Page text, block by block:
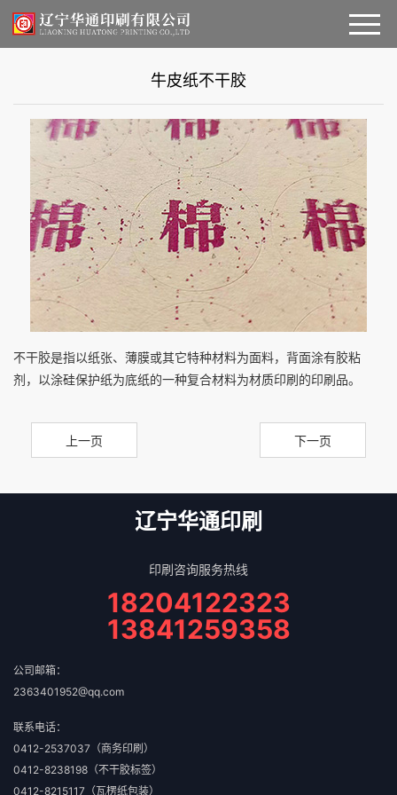
公司简介
产品展示
商务印刷
标签不干胶
瓦楞纸包装
彩色包装盒
常规盒型
设备展示
行业资讯
招聘信息
联系我们
牛皮纸不干胶
不干胶是指以纸张、薄膜或其它特种材料为面料，背面涂有胶粘
剂，以涂硅保护纸为底纸的一种复合材料为材质印刷的印刷品。
上一页 下一页
辽宁华通印刷
印刷咨询服务热线
18204122323
13841259358
公司邮箱：
2363401952@qq.com
联系电话：
0412-2537037（商务印刷）
0412-8238198（不干胶标签）
0412-8215117（瓦楞纸包装）